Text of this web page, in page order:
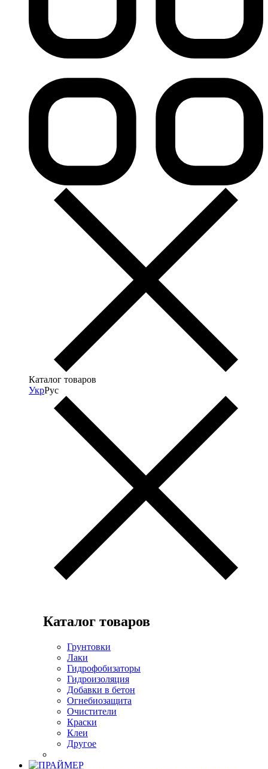
Каталог товаров
УкрРус
Каталог товаров
Грунтовки
Лаки
Гидрофобизаторы
Гидроизоляция
Добавки в бетон
Огнебиозащита
Очистители
Краски
Клеи
Другое